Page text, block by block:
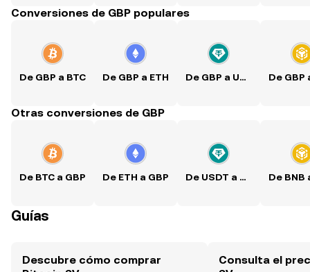
Conversiones de GBP populares
De GBP a BTC De GBP a ETH De GBP a USDT
Otras conversiones de GBP
De BTC a GBP De ETH a GBP De USDT a GBP
Guías
Descubre cómo comprar
Consulta el